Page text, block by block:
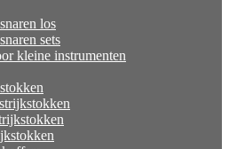
los
sets
kleine instrumenten